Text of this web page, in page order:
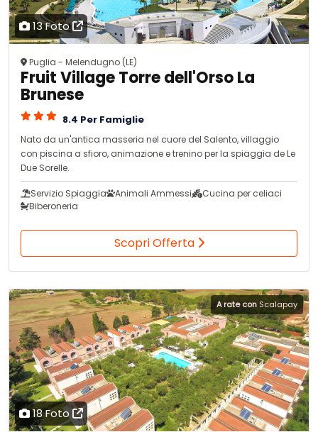
13 Foto
Puglia - Melendugno (LE)
Fruit Village Torre dell'Orso La
Brunese
8.4 Per Famiglie
Nato da un'antica masseria nel cuore del Salento, villaggio
con piscina a sfioro, animazione e trenino per la spiaggia de Le
Due Sorelle.
Servizio Spiaggia Animali Ammessi
Cucina per celiaci
Biberoneria
Scopri Offerta
18 Foto
A rate con Scalapay